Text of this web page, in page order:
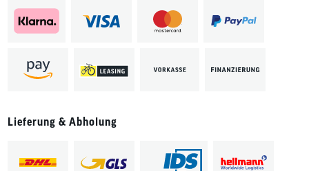
Lieferung & Abholung